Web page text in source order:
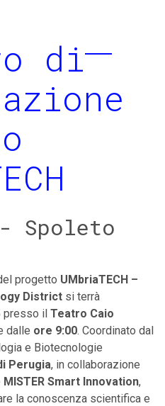
di
Spoleto
progetto UMbriaTECH –
District si terrà
presso il Teatro Caio
dalle ore 9:00. Coordinato dal
e Biotecnologie
Perugia, in collaborazione
MISTER Smart Innovation,
la conoscenza scientifica e